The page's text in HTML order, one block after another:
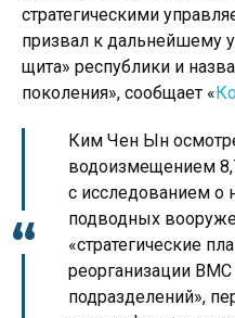
стратегическими
призвал к дальнейшему
щита» республики и
поколения», сообщает «
Ким Чен Ын
водоизмещением
с исследованием о
подводных
«стратегические
реорганизации
подразделений»,